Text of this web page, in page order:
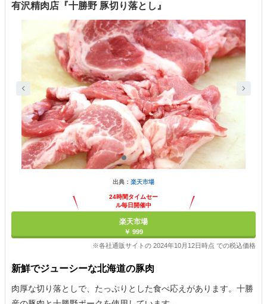
有沢精肉店『十勝野 豚切り落とし』
出典： 楽天市場
24時間タイムセー
ル毎日開催中
楽天市場
￥ 999
※各社通販サイトの 2024年10月12日時点 での税込価格
新鮮でジューシーな北海道の豚肉
肉厚な切り落としで、たっぷりとした食べ応えがあります。十勝